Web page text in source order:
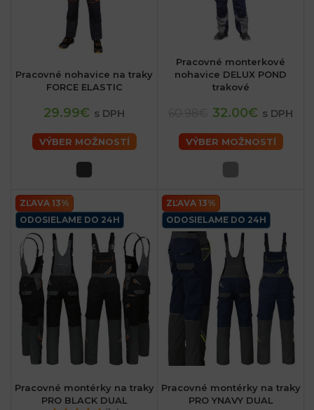
Pracovné nohavice na traky
FORCE ELASTIC
29.99€ s DPH
VÝBER MOŽNOSTÍ
Pracovné monterkové
nohavice DELUX POND
trakové
32.00€ s DPH
VÝBER MOŽNOSTÍ
ZĽAVA 13%
ODOSIELAME DO 24H
Pracovné montérky na traky
PRO BLACK DUAL
ZĽAVA 13%
ODOSIELAME DO 24H
Pracovné montérky na traky
PRO YNAVY DUAL